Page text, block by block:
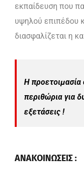
εκπαίδευση που
υψηλού επιπέδου
διασφαλίζεται η
Η προετοιμασία
περιθώρια για
εξετάσεις !
ΑΝΑΚΟΙΝΩΣΕΙΣ :